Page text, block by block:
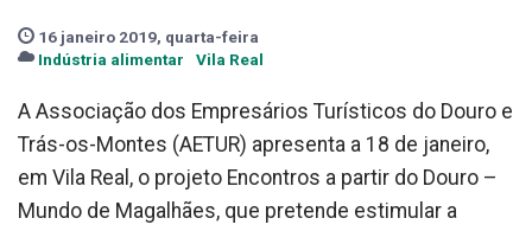
16 janeiro 2019, quarta-feira
Indústria alimentar
Vila Real
A Associação dos Empresários Turísticos do Douro e
Trás-os-Montes (AETUR) apresenta a 18 de janeiro,
em Vila Real, o projeto Encontros a partir do Douro –
Mundo de Magalhães, que pretende estimular a